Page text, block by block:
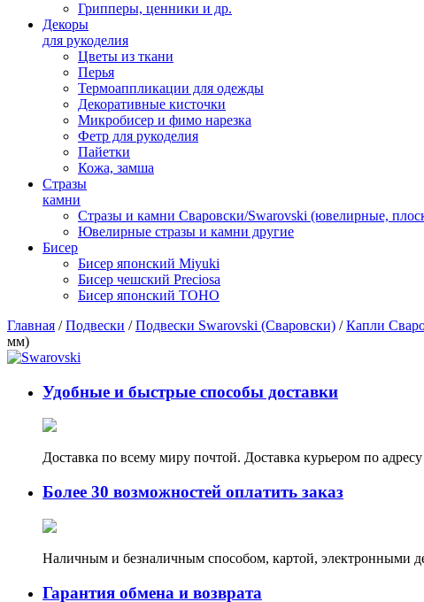
Грипперы, ценники и др.
Декоры
для рукоделия
Цветы из ткани
Перья
Термоаппликации для одежды
Декоративные кисточки
Микробисер и фимо нарезка
Фетр для рукоделия
Пайетки
Кожа, замша
Стразы
камни
Стразы и камни Сваровски/Swarovski (ювелирные,
Ювелирные стразы и камни другие
Бисер
Бисер японский Miyuki
Бисер чешский Preciosa
Бисер японский TOHO
Главная /Подвески /Подвески Swarovski (Сваровски) /Капли
мм)
Удобные и быстрые способы доставки
Доставка по всему миру почтой. Доставка курьером по
Более 30 возможностей оплатить заказ
Наличным и безналичным способом, картой, электронными
Гарантия обмена и возврата